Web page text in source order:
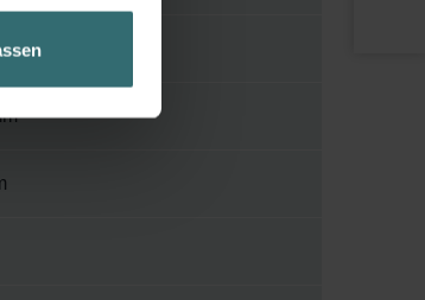
in der